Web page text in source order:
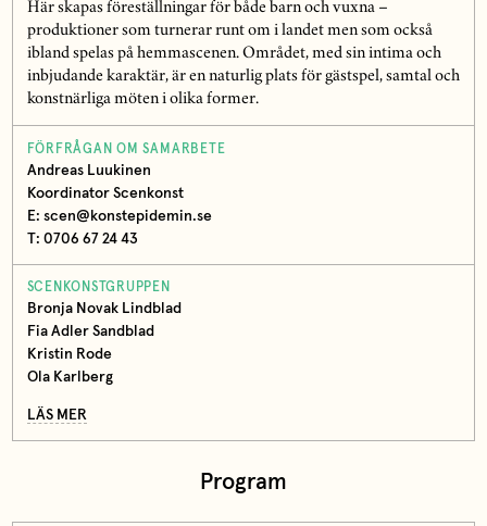
Här skapas föreställningar för både barn och vuxna –
produktioner som turnerar runt om i landet men som också
ibland spelas på hemmascenen. Området, med sin intima och
inbjudande karaktär, är en naturlig plats för gästspel, samtal och
konstnärliga möten i olika former.
FÖRFRÅGAN OM SAMARBETE
Andreas Luukinen
Koordinator Scenkonst
E: scen@konstepidemin.se
T: 0706 67 24 43
SCENKONSTGRUPPEN
Bronja Novak Lindblad
Fia Adler Sandblad
Kristin Rode
Ola Karlberg
LÄS MER
Program